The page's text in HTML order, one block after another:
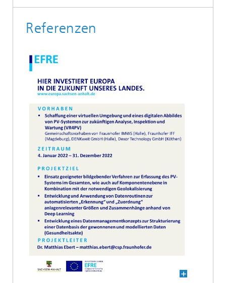
Referenzen